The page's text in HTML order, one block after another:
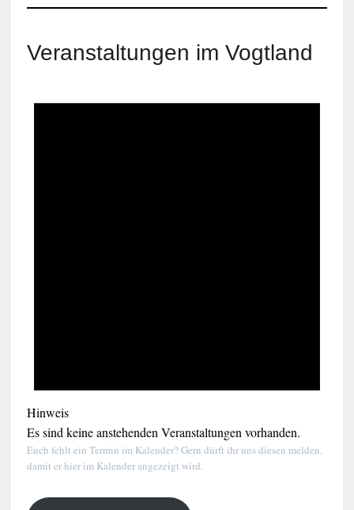
Veranstaltungen im Vogtland
Hinweis
Es sind keine anstehenden Veranstaltungen vorhanden.
Euch fehlt ein Termin im Kalender? Gern dürft ihr uns diesen melden,
damit er hier im Kalender angezeigt wird.